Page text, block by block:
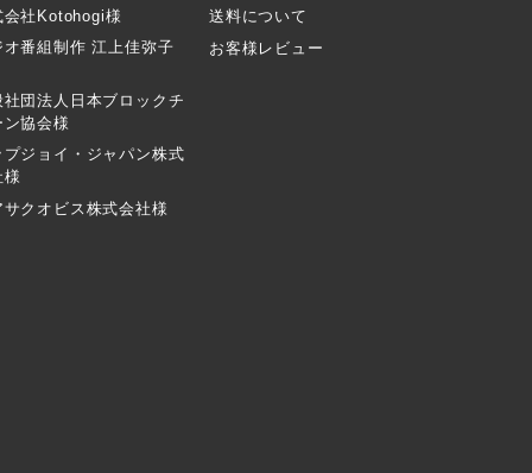
会社Kotohogi様
オ番組制作 江上佳弥子
社団法人日本ブロックチ
ン協会様
プジョイ・ジャパン株式
様
サクオビス株式会社様
送料について
お客様レビュー